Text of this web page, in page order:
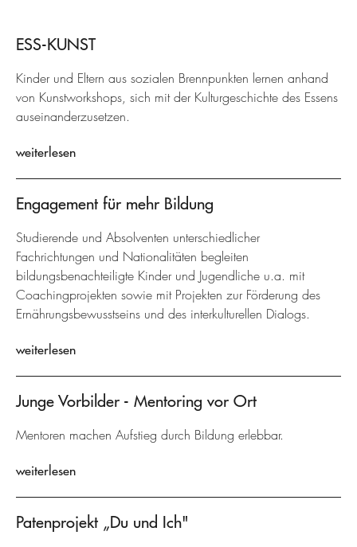
ESS-KUNST
Kinder und Eltern aus sozialen Brennpunkten lernen anhand
von Kunstworkshops, sich mit der Kulturgeschichte des Essens
auseinanderzusetzen.
weiterlesen
Engagement für mehr Bildung
Studierende und Absolventen unterschiedlicher
Fachrichtungen und Nationalitäten begleiten
bildungsbenachteiligte Kinder und Jugendliche u.a. mit
Coachingprojekten sowie mit Projekten zur Förderung des
Ernährungsbewusstseins und des interkulturellen Dialogs.
weiterlesen
Junge Vorbilder - Mentoring vor Ort
Mentoren machen Aufstieg durch Bildung erlebbar.
weiterlesen
Patenprojekt „Du und Ich"